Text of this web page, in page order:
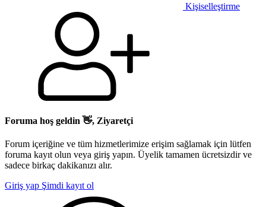
Kişiselleştirme
Foruma hoş geldin 👋, Ziyaretçi
Forum içeriğine ve tüm hizmetlerimize erişim sağlamak için lütfen
foruma kayıt olun veya giriş yapın. Üyelik tamamen ücretsizdir ve
sadece birkaç dakikanızı alır.
Giriş yap Şimdi kayıt ol